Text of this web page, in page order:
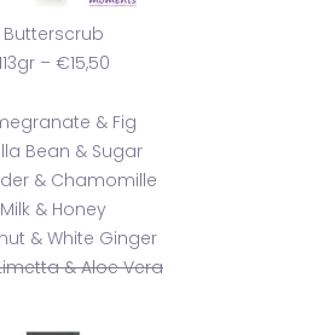
Butterscrub
– €15,50
& Fig
Bean & Sugar
& Chamomille
Milk & Honey
& White Ginger
& Aloe Vera